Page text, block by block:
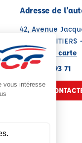
Adresse de
42, Avenue
86000 POITIERS
Voir sur la carte
05 49 08 93 71
NOUS